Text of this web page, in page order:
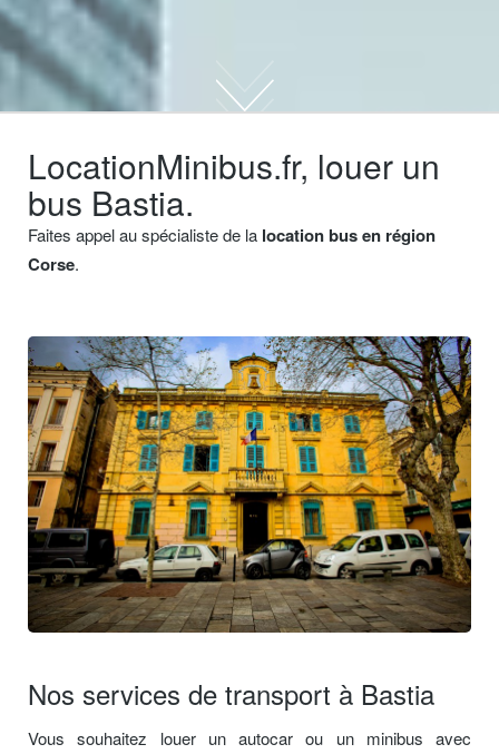
LocationMinibus.fr, louer un
bus Bastia.
Faites appel au spécialiste de la location bus en région
Corse.
Nos services de transport à Bastia
Vous souhaitez louer un autocar ou un minibus avec